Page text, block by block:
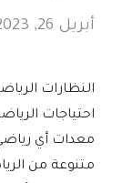
أبريل 26, 2023
النظارات
احتياجات
معدات أي
متنوعة من